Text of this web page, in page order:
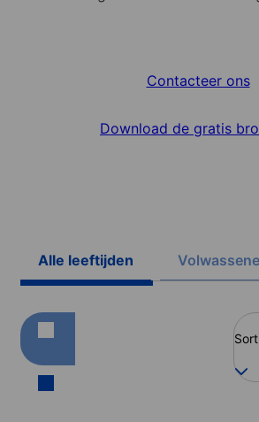
Contacteer ons
Download de gratis
Alle leeftijden